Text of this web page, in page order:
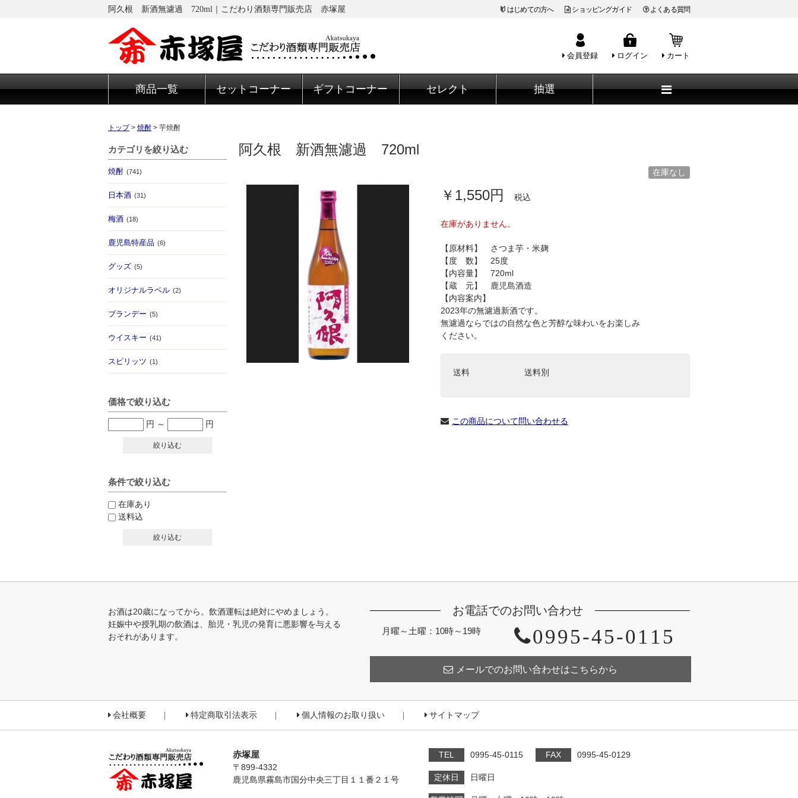
阿久根 新酒無濾過 720ml｜こだわり酒類専門販売店 赤塚屋 はじめての方へ ショッピングガイド よくある質問
会員登録 ログイン カート
商品一覧 セットコーナー ギフトコーナー セレクト 抽選
トップ> 焼酎 > 芋焼酎
カテゴリを絞り込む
焼酎 (741)
日本酒 (31)
梅酒 (18)
鹿児島特産品 (6)
グッズ (5)
オリジナルラベル (2)
ブランデー (5)
ウイスキー (41)
スピリッツ (1)
価格で絞り込む
円 ～ 円
絞り込む
条件で絞り込む
在庫あり
送料込
絞り込む
阿久根 新酒無濾過 720ml
在庫なし
￥1,550円 税込
在庫がありません。
【原材料】 さつま芋・米麹
【度 数】 25度
【内容量】 720ml
【蔵 元】 鹿児島酒造
【内容案内】
2023年の無濾過新酒です。
無濾過ならではの自然な色と芳醇な味わいをお楽しみ
ください。
送料 送料別
この商品について問い合わせる
お酒は20歳になってから。飲酒運転は絶対にやめましょう。
妊娠中や授乳期の飲酒は、胎児・乳児の発育に悪影響を与える
おそれがあります。
お電話でのお問い合わせ
月曜～土曜：10時～19時 0995-45-0115
メールでのお問い合わせはこちらから
会社概要 特定商取引法表示 個人情報のお取り扱い サイトマップ
赤塚屋
〒899-4332
鹿児島県霧島市国分中央三丁目１１番２１号
TEL 0995-45-0115 FAX 0995-45-0129
定休日 日曜日